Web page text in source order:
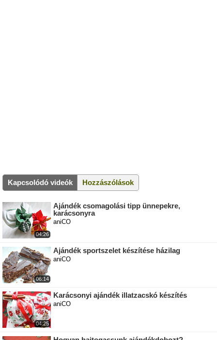
Kapcsolódó videók Hozzászólások
04:26
Ajándék csomagolási tipp ünnepekre,
karácsonyra
aniCO
06:14
Ajándék sportszelet készítése házilag
aniCO
04:25
Karácsonyi ajándék illatzacskó készítés
aniCO